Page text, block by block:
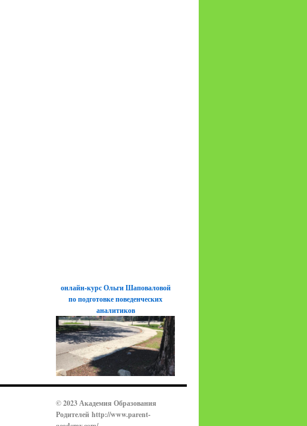
онлайн-курс Ольги Шаповаловой
по подготовке поведенческих
аналитиков
© 2023 Академия Образования
Родителей http://www.parent-